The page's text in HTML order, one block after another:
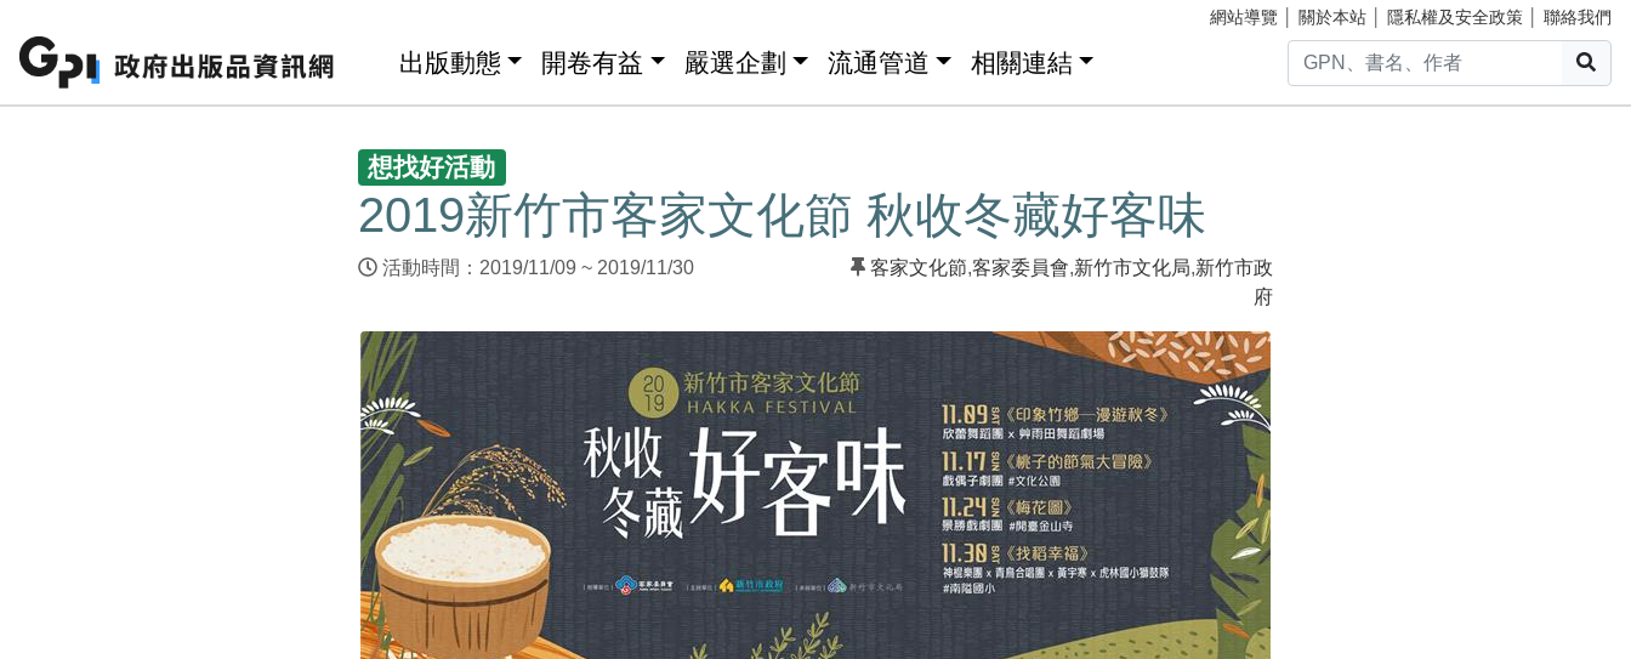
網站導覽 關於本站 隱私權及安全政策 聯絡我們
出版動態 開卷有益 嚴選企劃 流通管道 相關連結
想找好活動
2019新竹市客家文化節 秋收冬藏好客味
活動時間：2019/11/09 ~ 2019/11/30 客家文化節,客家委員會,新竹市文化局,新竹市政
府